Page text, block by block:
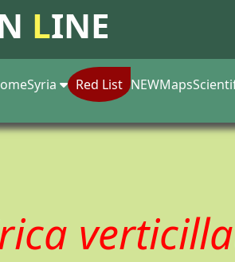
LINE
Syria Red List NEWMaps